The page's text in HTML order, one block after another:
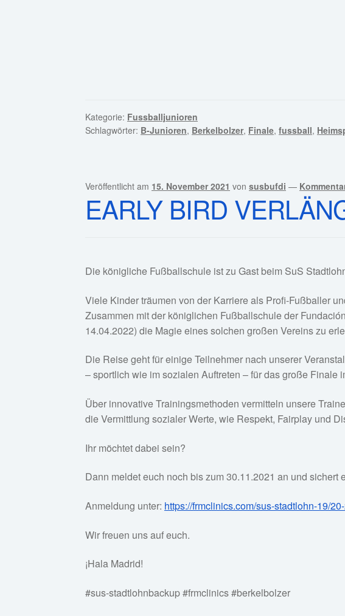
Kategorie: Fussballjunioren
Schlagwörter: B-Junioren, Berkelbolzer, Finale,fussball,
Veröffentlicht am 15. November 2021 vonsusbufdi —
EARLY BIRD
Die königliche Fußballschule ist zu Gast beim SuS
Viele Kinder träumen von der Karriere als Profi-Fußballer
Zusammen mit der königlichen Fußballschule der
14.04.2022) die Magie eines solchen großen Vereins zu
Die Reise geht für einige Teilnehmer nach unserer
– sportlich wie im sozialen Auftreten – für das große Finale
Über innovative Trainingsmethoden vermitteln unsere
die Vermittlung sozialer Werte, wie Respekt, Fairplay und
Ihr möchtet dabei sein?
Dann meldet euch noch bis zum 30.11.2021 an und sichert
Anmeldung unter: https://frmclinics.com/sus-stadtlohn-19/
Wir freuen uns auf euch.
¡Hala Madrid!
#sus-stadtlohnbackup #frmclinics #berkelbolzer